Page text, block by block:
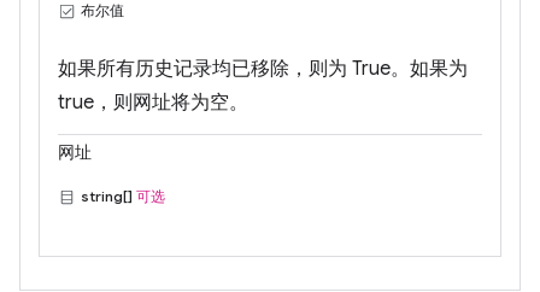
布尔值
如果所有历史记录均已移除，则为 True。如果为
true，则网址将为空。
网址
string[] 可选